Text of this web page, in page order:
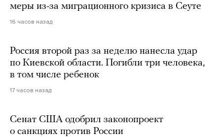
меры из-за миграционного кризиса в Сеуте
16 часов назад
Россия второй раз за неделю нанесла удар
по Киевской области. Погибли три человека,
в том числе ребенок
17 часов назад
Сенат США одобрил законопроект
о санкциях против России